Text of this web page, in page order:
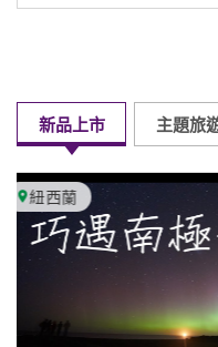
新品上市 主題旅
【歐洲-
東歐
星宇航